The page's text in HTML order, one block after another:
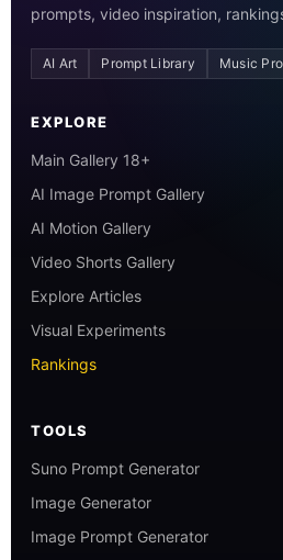
prompts, video inspiration,
AI Art Prompt Library Music
EXPLORE
Main Gallery 18+
AI Image Prompt Gallery
AI Motion Gallery
Video Shorts Gallery
Explore Articles
Visual Experiments
Rankings
TOOLS
Suno Prompt Generator
Image Generator
Image Prompt Generator